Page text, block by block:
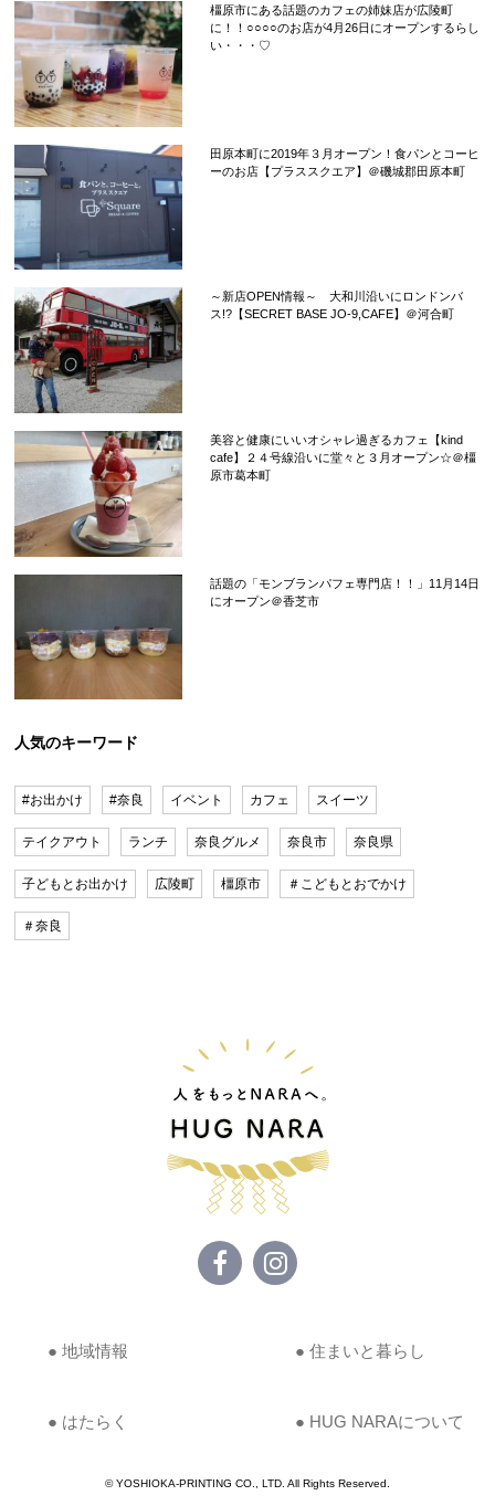
橿原市にある話題のカフェの姉妹店が広陵町
に！！○○○○のお店が4月26日にオープンするらし
い・・・♡
田原本町に2019年３月オープン！食パンとコーヒ
ーのお店【プラススクエア】＠磯城郡田原本町
～新店OPEN情報～ 大和川沿いにロンドンバ
ス!?【SECRET BASE JO-9,CAFE】＠河合町
美容と健康にいいオシャレ過ぎるカフェ【kind
cafe】２４号線沿いに堂々と３月オープン☆＠橿
原市葛本町
話題の「モンブランパフェ専門店！！」11月14日
にオープン＠香芝市
人気のキーワード
#お出かけ #奈良 イベント カフェ スイーツ
テイクアウト ランチ 奈良グルメ 奈良市 奈良県
子どもとお出かけ 広陵町 橿原市 ＃こどもとおでかけ
＃奈良
● 地域情報 ● 住まいと暮らし
● はたらく ● HUG NARAについて
© YOSHIOKA-PRINTING CO., LTD. All Rights Reserved.